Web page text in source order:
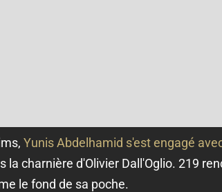
Yunis Abdelhamid s'est engagé
la charnière d'Olivier Dall'Oglio. 219
le fond de sa poche.